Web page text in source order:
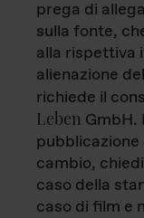
prega di
sulla fonte,
alla rispettiva
alienazione
richiede il
Leben GmbH.
cambio,
caso della
caso di film e